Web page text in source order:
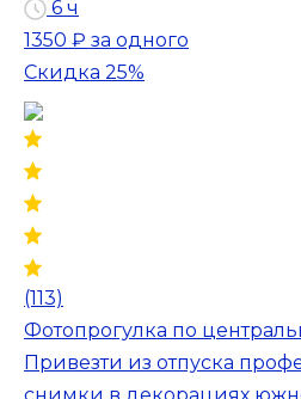
6 ч
1350 ₽ за одного
Скидка 25%
(113)
Фотопрогулка по
Привезти из отпуска